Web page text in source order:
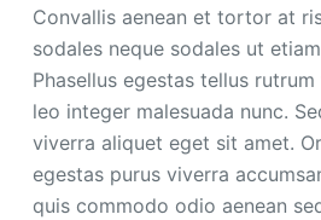
Convallis aenean et tortor at
sodales neque sodales ut
Phasellus egestas tellus
leo integer malesuada nunc.
viverra aliquet eget sit amet.
egestas purus viverra
quis commodo odio aenean